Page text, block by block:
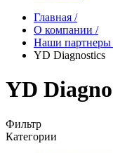
Главная /
О компании /
Наши партнеры
YD Diagnostics
YD
Фильтр
Категории